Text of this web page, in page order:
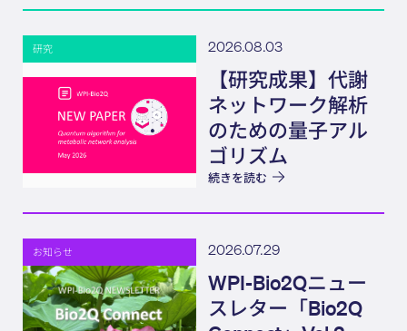
研究 2026.08.03
【研究成果】代謝
ネットワーク解析
のための量子アル
ゴリズム
続きを読む
お知らせ 2026.07.29
WPI-Bio2Qニュー
スレター「Bio2Q